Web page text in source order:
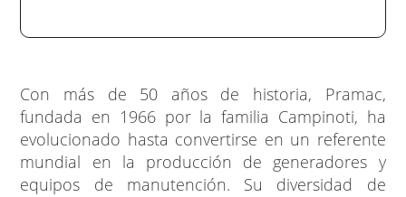
Con más de 50 años de historia, Pramac,
fundada en 1966 por la familia Campinoti, ha
evolucionado hasta convertirse en un referente
mundial en la producción de generadores y
equipos de manutención. Su diversidad de